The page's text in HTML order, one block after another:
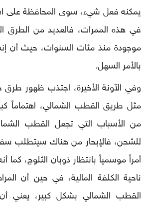
يمكنه فعل شيء، سوى المحافظة على
في هذه الممرات، فالعديد من الطرق
موجودة منذ مئات السنوات، حيث أن
بالأمر السهل.
وفي الآونة الأخيرة، اجتذب ظهور طرق
مثل طريق القطب الشمالي، اهتماماً
من الأسباب التي تجعل القطب
للشحن، فالإبحار من هناك سيتطلب
أمراً موسمياً بانتظار ذوبان الثلوج، كما
ناحية الكلفة المالية، في حين أن
القطب الشمالي بشكل كبير، يعني